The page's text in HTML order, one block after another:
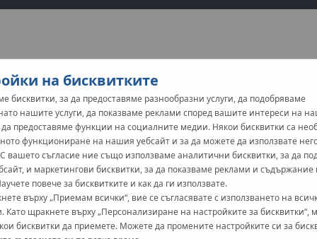
Тръби Фитинги
на бисквитките
бисквитки, за да предоставяме разнообразни услуги, да подобряваме
нашите услуги, да показваме реклами според вашите интереси на
да предоставяме функции на социалните медии. Някои бисквитки са
функциониране на нашия уебсайт и за да можете да използвате
вашето съгласие ние също използваме аналитични бисквитки, за да
и маркетингови бисквитки, за да показваме реклами и
повече за бисквитките и как да ги използвате.
върху „Приемам всички“, вие се съгласявате с използването на
Като щракнете върху „Персонализиране на настройките за бисквитки“,
бисквитки да приемете. Можете да промените настройките си за